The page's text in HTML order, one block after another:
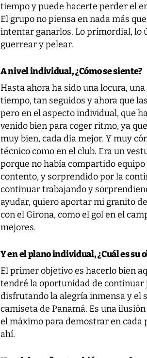
tiempo y puede hacerte perder el
El grupo no piensa en nada más
intentar ganarlos. Lo primordial, lo
guerrear y pelear.
A nivel individual, ¿Cómo se siente?
Hasta ahora ha sido una locura,
tiempo, tan seguidos y ahora que
pero en el aspecto individual, que
venido bien para coger ritmo, ya
muy bien, cada día mejor. Y muy
técnico como en el club. Era un
porque no había compartido
contento, y sorprendido por la
continuar trabajando y
ayudar, quiero aportar mi granito
con el Girona, como el gol en el
mejores.
Y en el plano individual, ¿Cuál es su
El primer objetivo es hacerlo bien
tendré la oportunidad de continuar
disfrutando la alegría inmensa y el
camiseta de Panamá. Es una
el máximo para demostrar en cada
ahí.